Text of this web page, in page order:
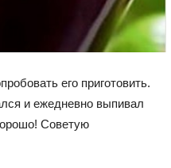
его приготовить.
и ежедневно выпивал
Советую